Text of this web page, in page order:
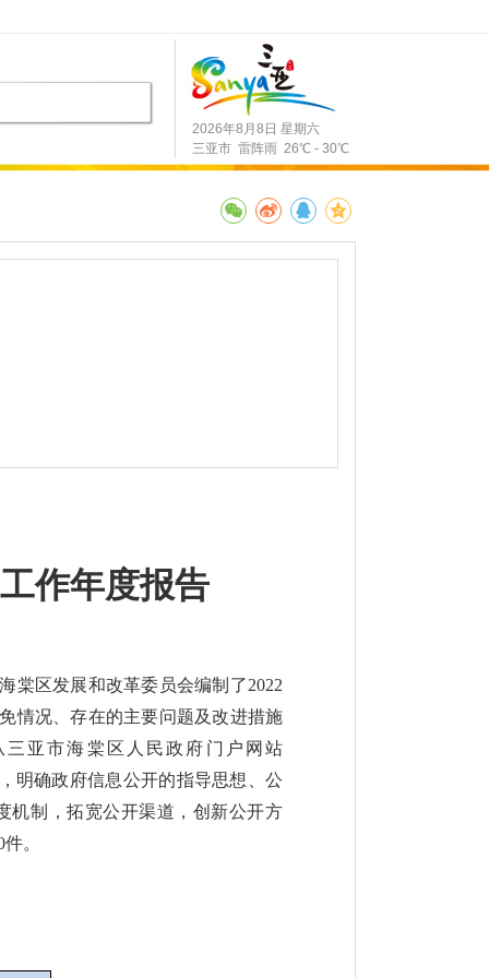
2026年8月8日 星期六
三亚市 雷阵雨 26℃ - 30℃
作年度报告
棠区发展和改革委员会编制了2022
情况、存在的主要问题及改进措施
亚市海棠区人民政府门户网站
明确政府信息公开的指导思想、公
机制，拓宽公开渠道，创新公开方
。